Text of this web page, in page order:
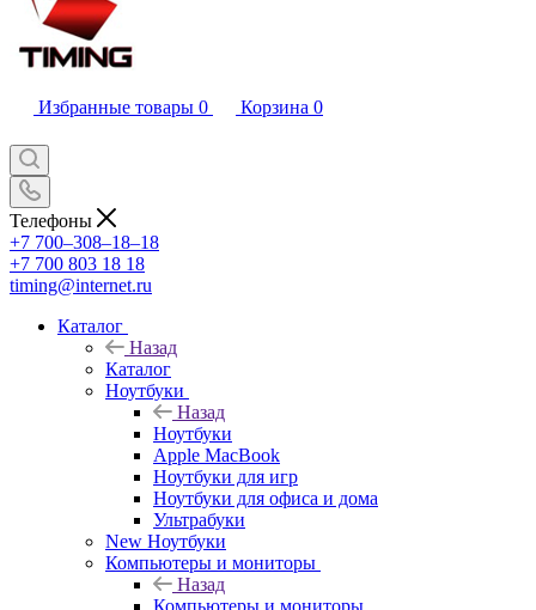
Избранные товары 0 Корзина 0
Телефоны
+7 700‒308‒18‒18
+7 700 803 18 18
timing@internet.ru
Каталог
Назад
Каталог
Ноутбуки
Назад
Ноутбуки
Apple MacBook
Ноутбуки для игр
Ноутбуки для офиса и дома
Ультрабуки
New Ноутбуки
Компьютеры и мониторы
Назад
Компьютеры и мониторы